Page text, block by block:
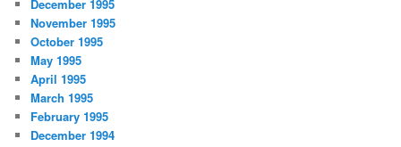
December 1995
November 1995
October 1995
May 1995
April 1995
March 1995
February 1995
December 1994